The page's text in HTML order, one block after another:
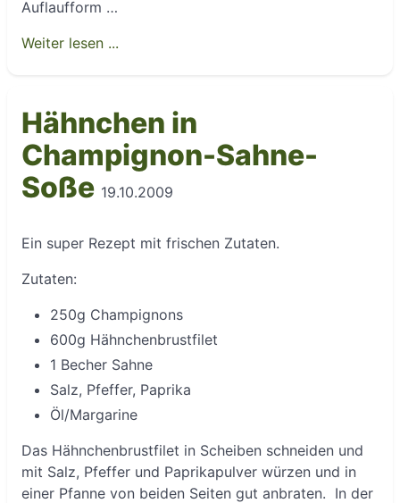
Auflaufform …
Weiter lesen ...
Hähnchen in
Champignon-Sahne-
Soße 19.10.2009
Ein super Rezept mit frischen Zutaten.
Zutaten:
250g Champignons
600g Hähnchenbrustfilet
1 Becher Sahne
Salz, Pfeffer, Paprika
Öl/Margarine
Das Hähnchenbrustfilet in Scheiben schneiden und
mit Salz, Pfeffer und Paprikapulver würzen und in
einer Pfanne von beiden Seiten gut anbraten. In der